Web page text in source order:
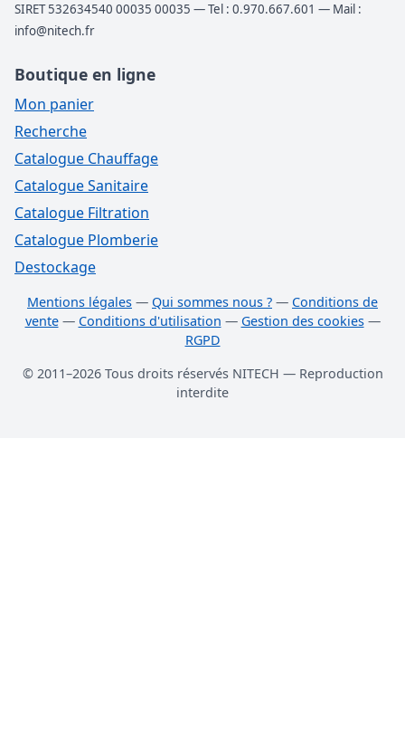
SIRET 532634540 00035 00035 — Tel : 0.970.667.601 — Mail :
info@nitech.fr
Boutique en ligne
Mon panier
Recherche
Catalogue Chauffage
Catalogue Sanitaire
Catalogue Filtration
Catalogue Plomberie
Destockage
Mentions légales — Qui sommes nous ? — Conditions de
vente— Conditions d'utilisation — Gestion des cookies—
RGPD
© 2011–2026 Tous droits réservés NITECH — Reproduction
interdite